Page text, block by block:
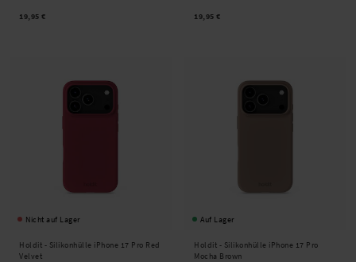
19,95 € 19,95 €
Nicht auf Lager
Holdit - Silikonhülle iPhone 17 Pro Red
Velvet
Auf Lager
Holdit - Silikonhülle iPhone 17 Pro
Mocha Brown